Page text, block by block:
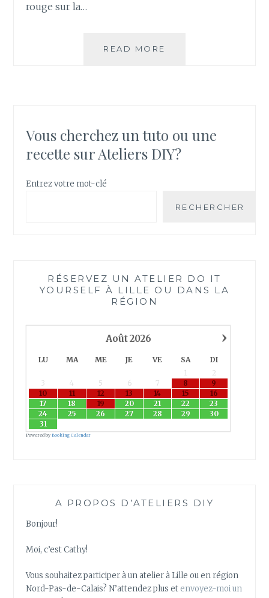
rouge sur la…
READ MORE
MURAL
Vous cherchez un tuto ou une
recette sur Ateliers DIY?
Entrez votre mot-clé
RECHERCHER
RÉSERVEZ UN ATELIER DO IT
YOURSELF À LILLE OU DANS LA
RÉGION
›
Août2026
LU MA ME JE VE SA
DI
1
2
3
4 5 6 7 8
9
10
11 12 13 14 15
16
17
18 19 20 21 22
23
24
25 26 27 28 29
30
31
Powered byBooking Calendar
A PROPOS D’ATELIERS DIY
Bonjour!
Moi, c’est Cathy!
Vous souhaitez participer à un atelier à Lille ou en région
Nord-Pas-de-Calais? N’attendez plus et envoyez-moi un